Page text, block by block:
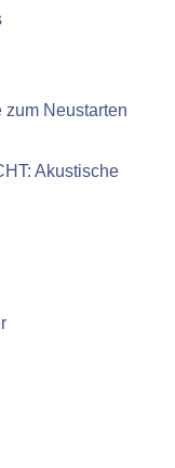
zum Neustarten
Akustische